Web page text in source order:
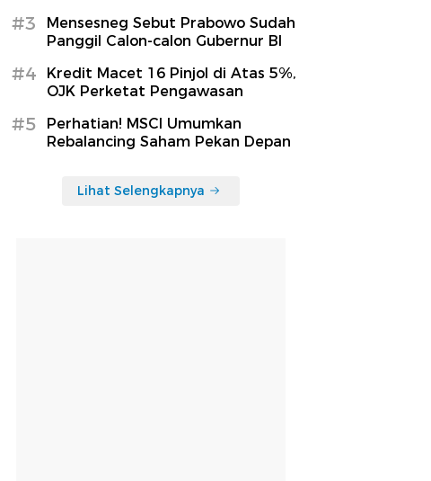
#3
Mensesneg Sebut Prabowo Sudah
Panggil Calon-calon Gubernur BI
#4
Kredit Macet 16 Pinjol di Atas 5%,
OJK Perketat Pengawasan
#5
Perhatian! MSCI Umumkan
Rebalancing Saham Pekan Depan
Lihat Selengkapnya